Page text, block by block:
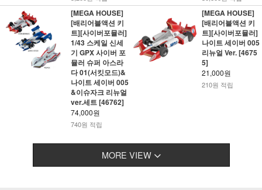
[MEGA HOUSE]
[배리어블액션 키
트][사이버포뮬러]
1/43 스케일 신세
기 GPX 사이버 포
뮬러 슈퍼 아스라
다 01(서킷모드)&
나이트 세이버 005
&이슈자크 리뉴얼
ver.세트 [46762]
74,000원
740원 적립
[MEGA HOUSE]
[배리어블액션 키
트][사이버포뮬러]
나이트 세이버 005
리뉴얼 Ver. [4675
5]
21,000원
210원 적립
MORE VIEW